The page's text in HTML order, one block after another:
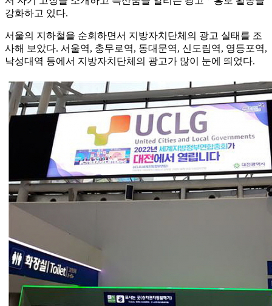
강화하고 있다.
서울의 지하철을 순회하면서 지방자치단체의 광고 실태를 조
사해 보았다. 서울역, 충무로역, 동대문역, 신도림역, 영등포역,
낙성대역 등에서 지방자치단체의 광고가 많이 눈에 띄었다.